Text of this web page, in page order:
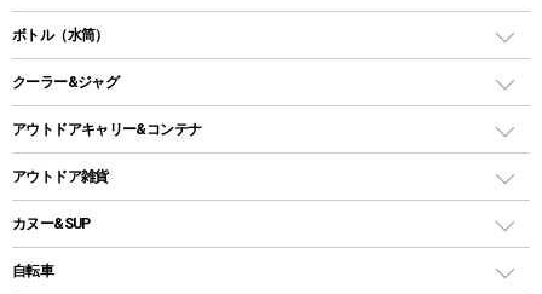
スクエアタープ（レクタタープ）
メッシュタープ
自立式タープ
パラソル
テントアクセサリー
ペグ
LEDライト
ヘッドライト
キャンドル
ガス缶
ガストーチ、ライター
焚き火台タイプ（ロースタイル）グリル
卓上タイプグリル
パーティータイプグリル
鉄板、アミ
焚き火台&ストーブ
ダッチオーブン
ホットサンドメーカー
クッカーセット
シェラカップ
クッキングツール
ボトル（水筒）
ステンレスボトル
コップ付きタイプ
ワンタッチタイプ
プラスチックボトル
ディズニーボトル
クーラー&ジャグ
クーラーボックス
クーラーバッグ
ウォータージャグ
保冷剤
アウトドアキャリー&コンテナ
アウトドアキャリー
アウトドア雑貨
バックパック&バッグ
カヌー&SUP
インフレータブル
自転車